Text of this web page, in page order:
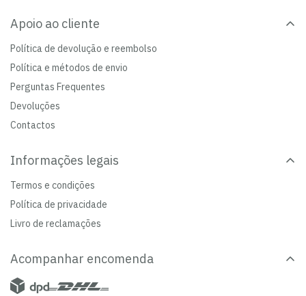
Apoio ao cliente
Política de devolução e reembolso
Política e métodos de envio
Perguntas Frequentes
Devoluções
Contactos
Informações legais
Termos e condições
Política de privacidade
Livro de reclamações
Acompanhar encomenda